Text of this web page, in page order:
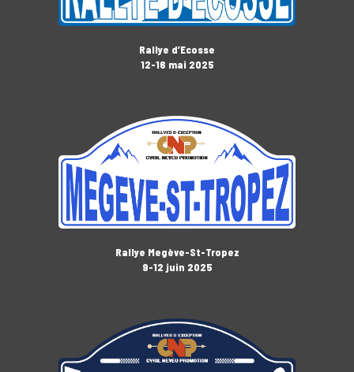
Rallye d’Ecosse
12-16 mai 2025
Rallye Megève-St-Tropez
9-12 juin 2025